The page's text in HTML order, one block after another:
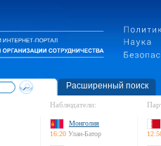
Расширенный поиск
Наблюдатели:
Монголия
16:20 Улан-Батор